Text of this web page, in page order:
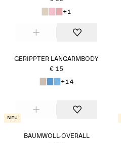
+1
GERIPPTER LANGARMBODY
€ 15
+14
Neu
BAUMWOLL-OVERALL